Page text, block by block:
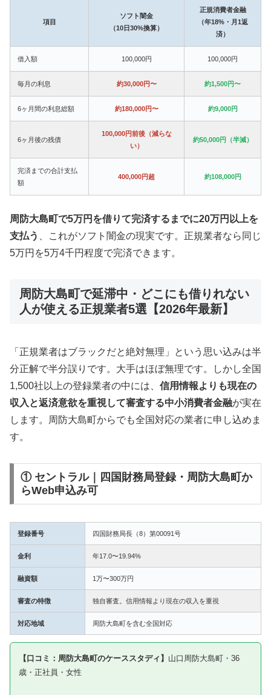
項目
ソフト闇金
（10日30%換算）
正規消費者金融
（年18%・月1返
済）
借入額 100,000円 100,000円
毎月の利息 約30,000円〜 約1,500円〜
6ヶ月間の利息総額 約180,000円〜 約9,000円
6ヶ月後の残債
100,000円前後（減らな
い）
約50,000円（半減）
完済までの合計支払
額
400,000円超 約108,000円
周防大島町で5万円を借りて完済するまでに20万円以上を
支払う
、これがソフト闇金の現実です。正規業者なら同じ
5万円を5万4千円程度で完済できます。
周防大島町で延滞中・どこにも借りれない
人が使える正規業者5選【2026年最新】
「正規業者はブラックだと絶対無理」という思い込みは半
分正解で半分誤りです。大手はほぼ無理です。しかし全国
1,500社以上の登録業者の中には、 信用情報よりも現在の
収入と返済意欲を重視して審査する中小消費者金融が実在
します。周防大島町からでも全国対応の業者に申し込めま
す。
① セントラル｜四国財務局登録・周防大島町か
らWeb申込み可
登録番号 四国財務局長（8）第00091号
金利 年17.0〜19.94%
融資額 1万〜300万円
審査の特徴 独自審査。信用情報より現在の収入を重視
対応地域 周防大島町を含む全国対応
【口コミ：周防大島町のケーススタディ】 山口周防大島町・36
歳・正社員・女性